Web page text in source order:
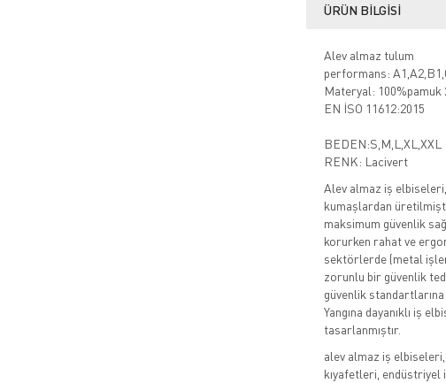
ÜRÜN BILGISI
Alev almaz tulum
performans:
Materyal: 100%pamuk
EN İSO 11612:2015
BEDEN:S,M,L,XL,XXL
RENK: Lacivert
Alev almaz iş elbiseleri,
kumaşlardan
maksimum güvenlik
korurken rahat ve
sektörlerde (metal
zorunlu bir güvenlik
güvenlik
Yangına dayanıklı iş
tasarlanmıştır.
alev almaz iş elbiseleri,
kıyafetleri, endüstriyel